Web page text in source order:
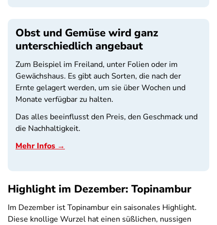
Obst und Gemüse wird ganz
unterschiedlich angebaut
Zum Beispiel im Freiland, unter Folien oder im
Gewächshaus. Es gibt auch Sorten, die nach der
Ernte gelagert werden, um sie über Wochen und
Monate verfügbar zu halten.
Das alles beeinflusst den Preis, den Geschmack und
die Nachhaltigkeit.
Mehr Infos →
Highlight im Dezember: Topinambur
Im Dezember ist Topinambur ein saisonales Highlight.
Diese knollige Wurzel hat einen süßlichen, nussigen